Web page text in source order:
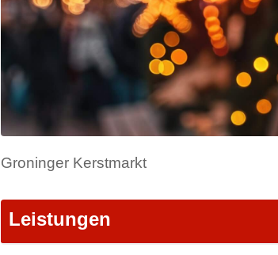
Groninger Kerstmarkt
Leistungen